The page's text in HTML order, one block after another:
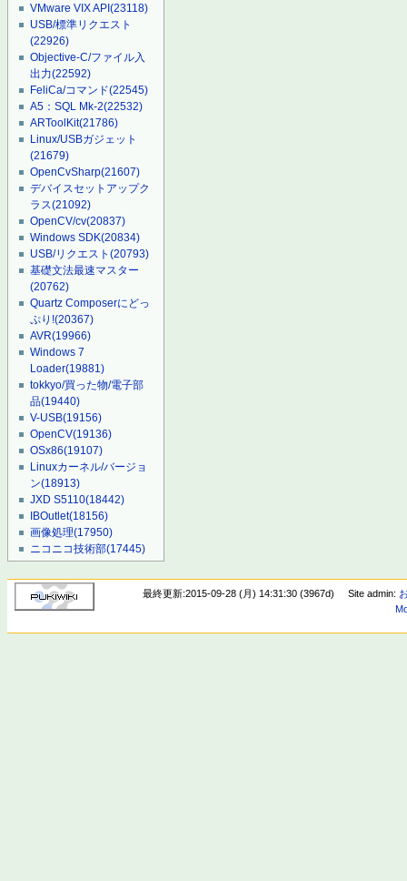
VMware VIX API(23118)
USB/標準リクエスト
(22926)
Objective-C/ファイル入
出力(22592)
FeliCa/コマンド(22545)
A5：SQL Mk-2(22532)
ARToolKit(21786)
Linux/USBガジェット
(21679)
OpenCvSharp(21607)
デバイスセットアップク
ラス(21092)
OpenCV/cv(20837)
Windows SDK(20834)
USB/リクエスト(20793)
基礎文法最速マスター
(20762)
Quartz Composerにどっ
ぷり!(20367)
AVR(19966)
Windows 7
Loader(19881)
tokkyo/買った物/電子部
品(19440)
V-USB(19156)
OpenCV(19136)
OSx86(19107)
Linuxカーネル/バージョ
ン(18913)
JXD S5110(18442)
IBOutlet(18156)
画像処理(17950)
ニコニコ技術部(17445)
最終更新:2015-09-28 (月) 14:31:30 (3967d) Site admin: